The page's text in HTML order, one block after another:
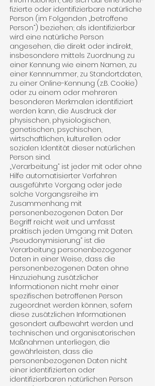
fizierte oder iden­tifizierbare natürliche
Person (im Folgenden „betroffene
Person“) beziehen; als identifizierbar
wird eine natürliche Person
angesehen, die direkt oder indirekt,
insbesondere mittels Zuordnung zu
einer Kennung wie einem Namen, zu
einer Kennnummer, zu Standortdaten,
zu einer Online-Kennung (z.B. Cookie)
oder zu einem oder mehreren
besonderen Merkmalen identifiziert
werden kann, die Ausdruck der
physischen, physiolo­gischen,
genetischen, psychischen,
wirtschaftlichen, kulturellen oder
sozialen Identität dieser natürlichen
Person sind.
„Verarbeitung“ ist jeder mit oder ohne
Hilfe automatisierter Verfahren
ausgeführte Vorgang oder jede
solche Vorgangsreihe im
Zusammenhang mit
personenbezogenen Daten. Der
Begriff reicht weit und umfasst
praktisch jeden Umgang mit Daten.
„Pseudonymisierung“ ist die
Verarbeitung personenbezogener
Daten in einer Weise, dass die
personen­bezogenen Daten ohne
Hinzuziehung zusätzlicher
Informationen nicht mehr einer
spezifischen betrof­fenen Person
zugeordnet werden können, sofern
diese zusätzlichen Infor­mationen
gesondert aufbewahrt werden und
technischen und organisatorischen
Maßnahmen unterliegen, die
gewährleisten, dass die
personenbezogenen Daten nicht
einer identifizierten oder
identifizierbaren natürlichen Person